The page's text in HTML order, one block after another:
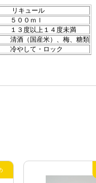
リキュール
５００ｍｌ
１３度以上１４度未満
清酒（国産米）、梅、糖類
冷やして・ロック